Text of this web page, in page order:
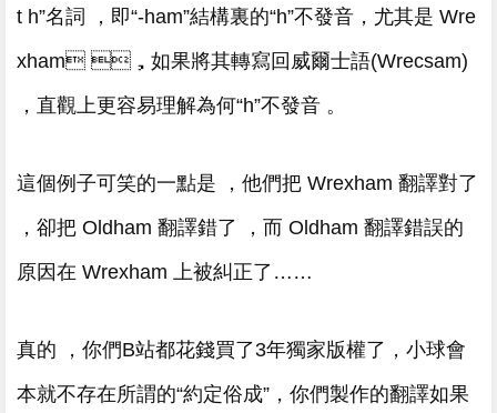
t h”名詞 ，即“-ham”結構裏的“h”不發音 ，尤其是 Wre
xham ，如果將其轉寫回威爾士語(Wrecsam)
，直觀上更容易理解為何“h”不發音 。
這個例子可笑的一點是 ，他們把 Wrexham 翻譯對了
，卻把 Oldham 翻譯錯了 ，而 Oldham 翻譯錯誤的
原因在 Wrexham 上被糾正了……
真的 ，你們B站都花錢買了3年獨家版權了，小球會
本就不存在所謂的“約定俗成”，你們製作的翻譯如果